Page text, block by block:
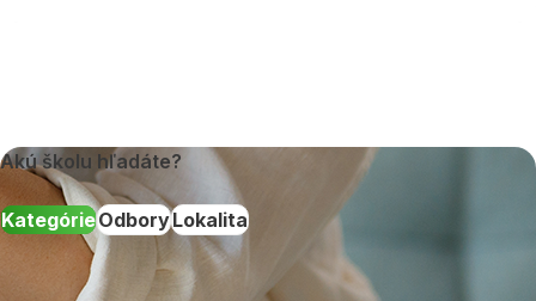
Akú školu hľadáte?
KategórieOdboryLokalita